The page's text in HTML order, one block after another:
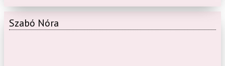
Szabó Nóra